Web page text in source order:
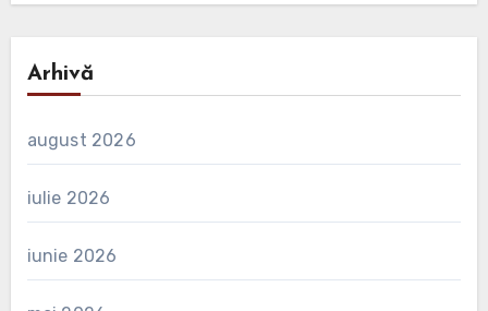
Arhivă
august 2026
iulie 2026
iunie 2026